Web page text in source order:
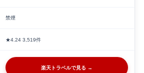
禁煙
★4.24 3,519件
楽天トラベルで見る →